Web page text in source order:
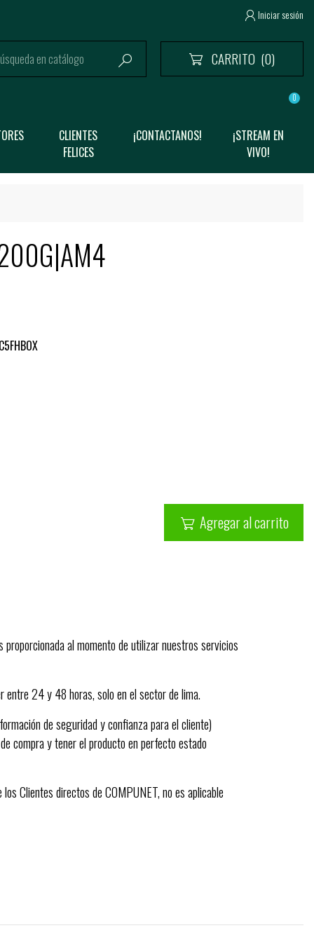
 Iniciar sesión
  CARRITO (0)
0
CLIENTES
FELICES
¡CONTACTANOS!
¡STREAM EN
VIVO!
 Agregar al carrito
al momento de utilizar nuestros servicios
entre 24 y 48 horas, solo en el sector de lima.
de seguridad y confianza para el cliente)
compra y tener el producto en perfecto estado
Clientes directos de COMPUNET, no es aplicable